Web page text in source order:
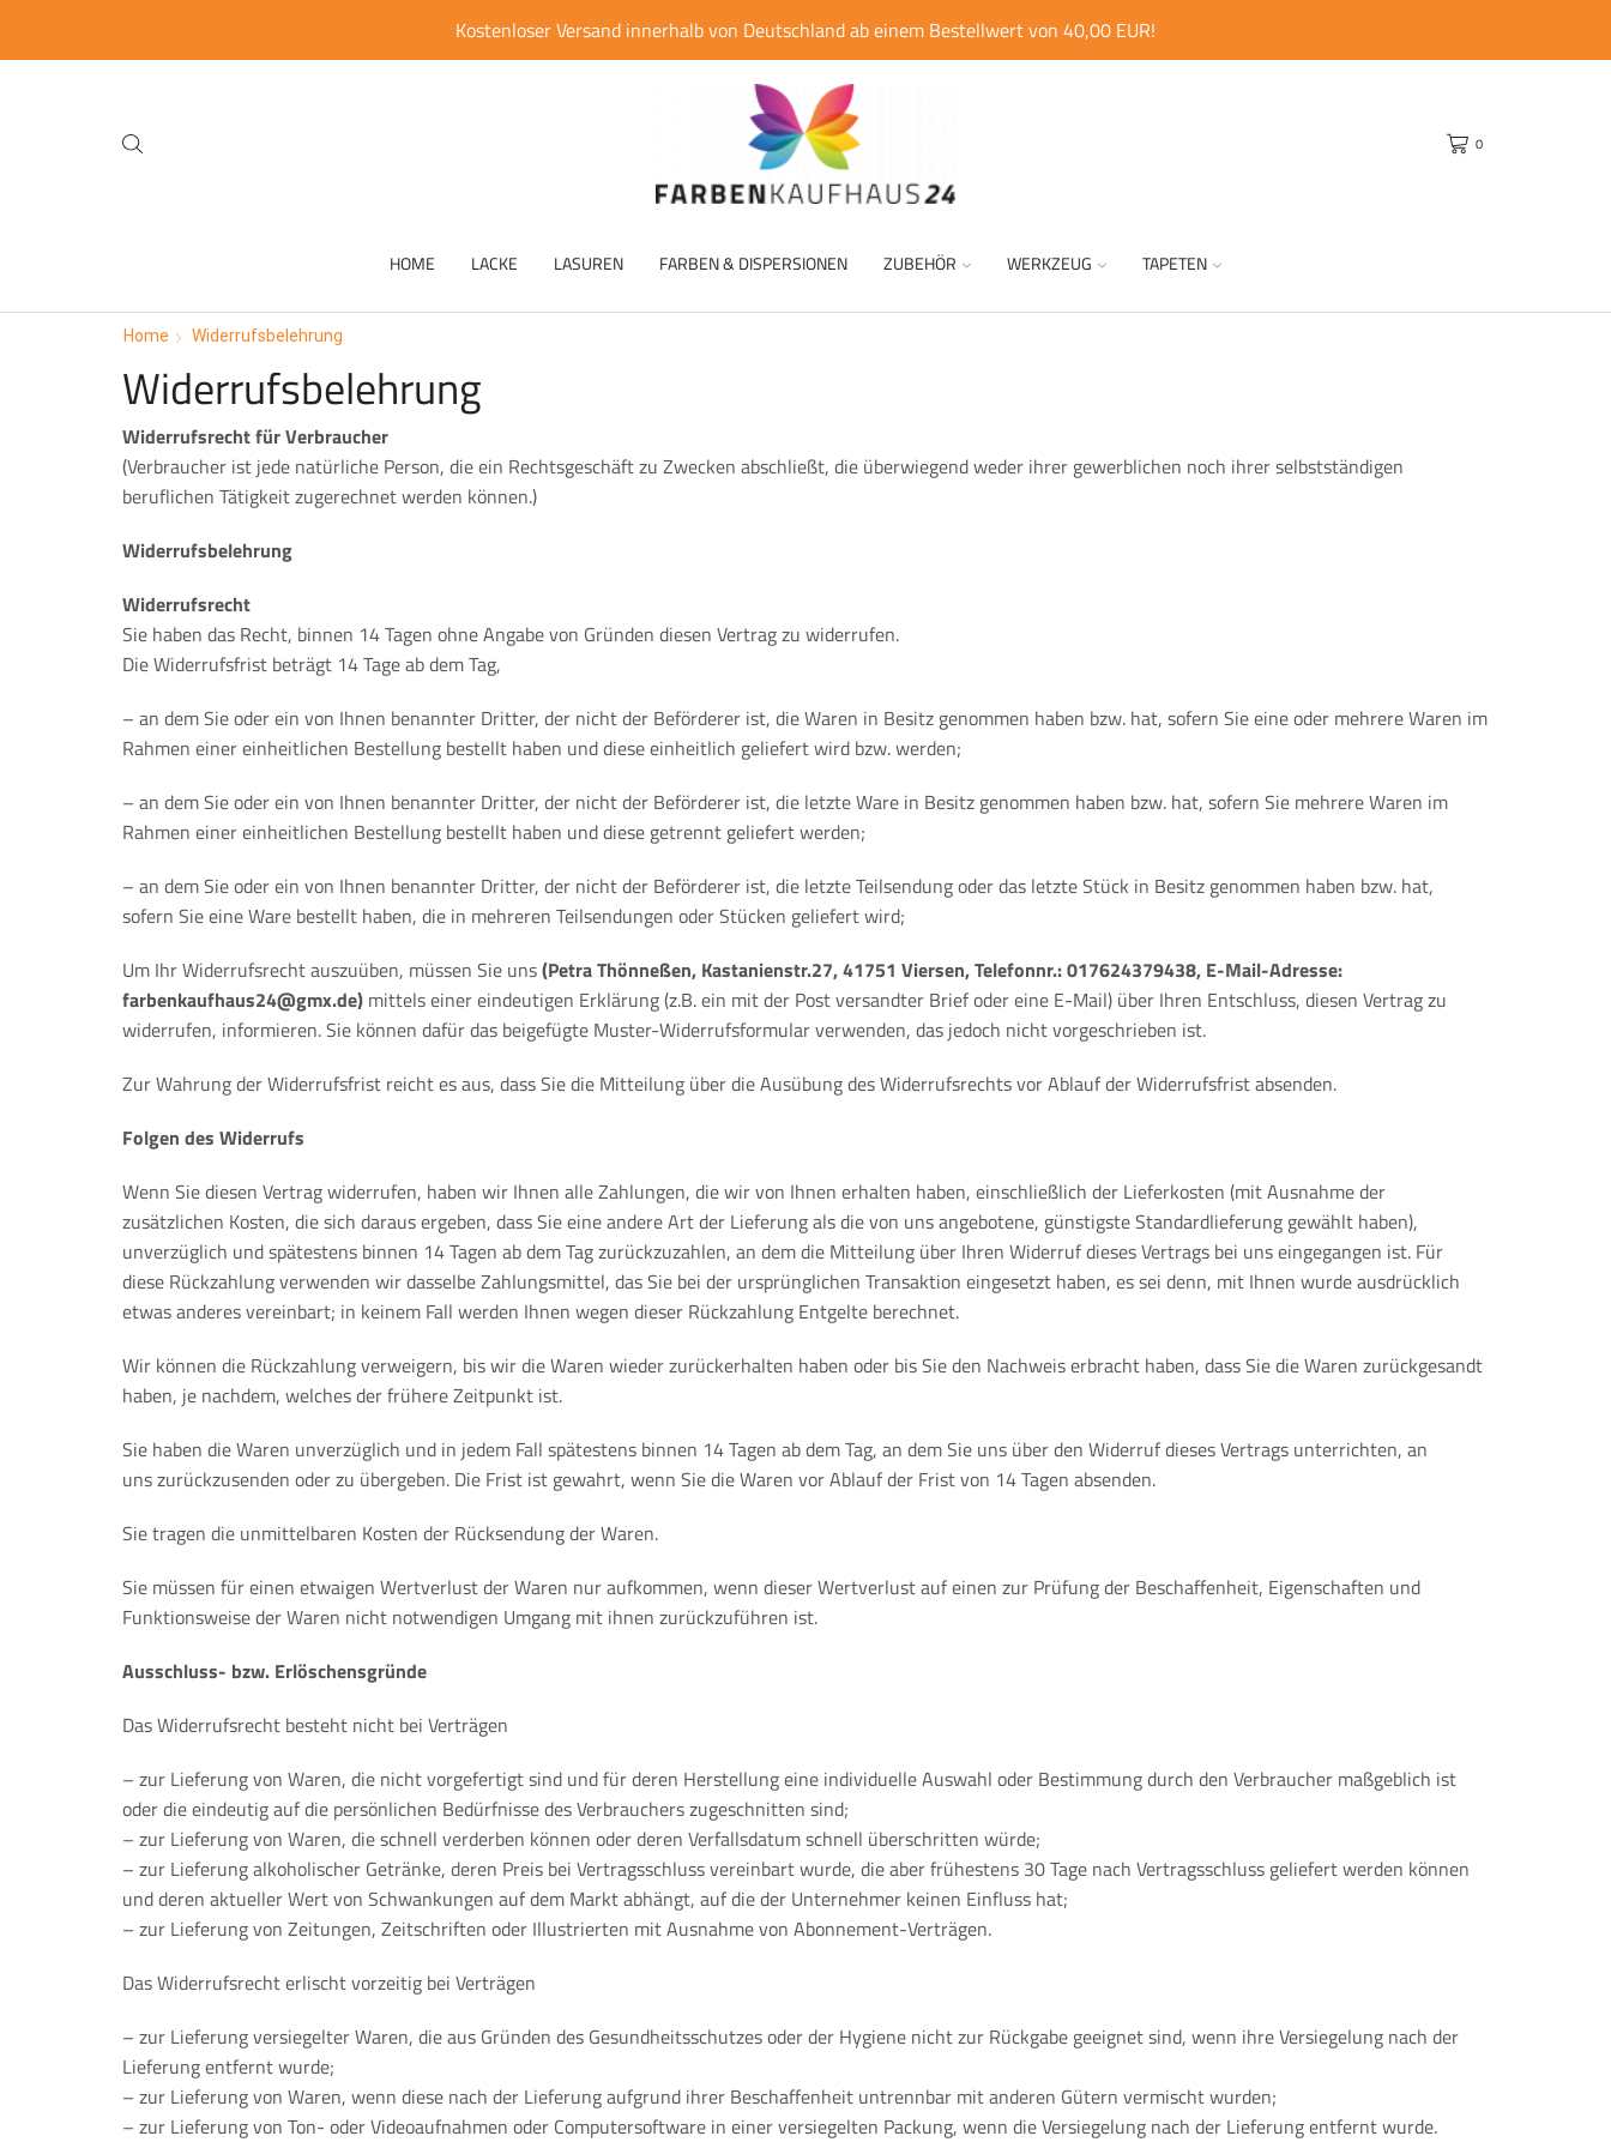
Kostenloser Versand innerhalb von Deutschland ab einem Bestellwert von 40,00 EUR!
0
HOME LACKE LASUREN FARBEN & DISPERSIONEN ZUBEHÖR WERKZEUG TAPETEN
Home Widerrufsbelehrung
Widerrufsbelehrung
Widerrufsrecht für Verbraucher
(Verbraucher ist jede natürliche Person, die ein Rechtsgeschäft zu Zwecken abschließt, die überwiegend weder ihrer gewerblichen noch ihrer selbstständigen
beruflichen Tätigkeit zugerechnet werden können.)
Widerrufsbelehrung
Widerrufsrecht
Sie haben das Recht, binnen 14 Tagen ohne Angabe von Gründen diesen Vertrag zu widerrufen.
Die Widerrufsfrist beträgt 14 Tage ab dem Tag,
– an dem Sie oder ein von Ihnen benannter Dritter, der nicht der Beförderer ist, die Waren in Besitz genommen haben bzw. hat, sofern Sie eine oder mehrere Waren im
Rahmen einer einheitlichen Bestellung bestellt haben und diese einheitlich geliefert wird bzw. werden;
– an dem Sie oder ein von Ihnen benannter Dritter, der nicht der Beförderer ist, die letzte Ware in Besitz genommen haben bzw. hat, sofern Sie mehrere Waren im
Rahmen einer einheitlichen Bestellung bestellt haben und diese getrennt geliefert werden;
– an dem Sie oder ein von Ihnen benannter Dritter, der nicht der Beförderer ist, die letzte Teilsendung oder das letzte Stück in Besitz genommen haben bzw. hat,
sofern Sie eine Ware bestellt haben, die in mehreren Teilsendungen oder Stücken geliefert wird;
Um Ihr Widerrufsrecht auszuüben, müssen Sie uns(Petra Thönneßen, Kastanienstr.27, 41751 Viersen, Telefonnr.: 017624379438, E-Mail-Adresse:
farbenkaufhaus24@gmx.de) mittels einer eindeutigen Erklärung (z.B. ein mit der Post versandter Brief oder eine E-Mail) über Ihren Entschluss, diesen Vertrag zu
widerrufen, informieren. Sie können dafür das beigefügte Muster-Widerrufsformular verwenden, das jedoch nicht vorgeschrieben ist.
Zur Wahrung der Widerrufsfrist reicht es aus, dass Sie die Mitteilung über die Ausübung des Widerrufsrechts vor Ablauf der Widerrufsfrist absenden.
Folgen des Widerrufs
Wenn Sie diesen Vertrag widerrufen, haben wir Ihnen alle Zahlungen, die wir von Ihnen erhalten haben, einschließlich der Lieferkosten (mit Ausnahme der
zusätzlichen Kosten, die sich daraus ergeben, dass Sie eine andere Art der Lieferung als die von uns angebotene, günstigste Standardlieferung gewählt haben),
unverzüglich und spätestens binnen 14 Tagen ab dem Tag zurückzuzahlen, an dem die Mitteilung über Ihren Widerruf dieses Vertrags bei uns eingegangen ist. Für
diese Rückzahlung verwenden wir dasselbe Zahlungsmittel, das Sie bei der ursprünglichen Transaktion eingesetzt haben, es sei denn, mit Ihnen wurde ausdrücklich
etwas anderes vereinbart; in keinem Fall werden Ihnen wegen dieser Rückzahlung Entgelte berechnet.
Wir können die Rückzahlung verweigern, bis wir die Waren wieder zurückerhalten haben oder bis Sie den Nachweis erbracht haben, dass Sie die Waren zurückgesandt
haben, je nachdem, welches der frühere Zeitpunkt ist.
Sie haben die Waren unverzüglich und in jedem Fall spätestens binnen 14 Tagen ab dem Tag, an dem Sie uns über den Widerruf dieses Vertrags unterrichten, an
uns zurückzusenden oder zu übergeben. Die Frist ist gewahrt, wenn Sie die Waren vor Ablauf der Frist von 14 Tagen absenden.
Sie tragen die unmittelbaren Kosten der Rücksendung der Waren.
Sie müssen für einen etwaigen Wertverlust der Waren nur aufkommen, wenn dieser Wertverlust auf einen zur Prüfung der Beschaffenheit, Eigenschaften und
Funktionsweise der Waren nicht notwendigen Umgang mit ihnen zurückzuführen ist.
Ausschluss- bzw. Erlöschensgründe
Das Widerrufsrecht besteht nicht bei Verträgen
– zur Lieferung von Waren, die nicht vorgefertigt sind und für deren Herstellung eine individuelle Auswahl oder Bestimmung durch den Verbraucher maßgeblich ist
oder die eindeutig auf die persönlichen Bedürfnisse des Verbrauchers zugeschnitten sind;
– zur Lieferung von Waren, die schnell verderben können oder deren Verfallsdatum schnell überschritten würde;
– zur Lieferung alkoholischer Getränke, deren Preis bei Vertragsschluss vereinbart wurde, die aber frühestens 30 Tage nach Vertragsschluss geliefert werden können
und deren aktueller Wert von Schwankungen auf dem Markt abhängt, auf die der Unternehmer keinen Einfluss hat;
– zur Lieferung von Zeitungen, Zeitschriften oder Illustrierten mit Ausnahme von Abonnement-Verträgen.
Das Widerrufsrecht erlischt vorzeitig bei Verträgen
– zur Lieferung versiegelter Waren, die aus Gründen des Gesundheitsschutzes oder der Hygiene nicht zur Rückgabe geeignet sind, wenn ihre Versiegelung nach der
Lieferung entfernt wurde;
– zur Lieferung von Waren, wenn diese nach der Lieferung aufgrund ihrer Beschaffenheit untrennbar mit anderen Gütern vermischt wurden;
– zur Lieferung von Ton- oder Videoaufnahmen oder Computersoftware in einer versiegelten Packung, wenn die Versiegelung nach der Lieferung entfernt wurde.